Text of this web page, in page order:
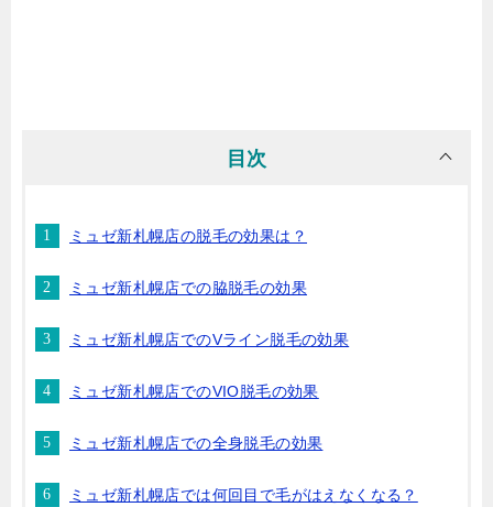
目次
ミュゼ新札幌店の脱毛の効果は？
ミュゼ新札幌店での脇脱毛の効果
ミュゼ新札幌店でのVライン脱毛の効果
ミュゼ新札幌店でのVIO脱毛の効果
ミュゼ新札幌店での全身脱毛の効果
ミュゼ新札幌店では何回目で毛がはえなくなる？